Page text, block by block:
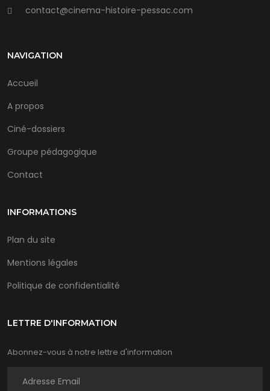
contact@cinema-histoire-pessac.com
NAVIGATION
Accueil
A propos
Ciné-dossiers
Groupe pédagogique
Contact
INFORMATIONS
Plan du site
Mentions légales
Politique de confidentialité
LETTRE D'INFORMATION
Abonnez-vous à notre lettre d'information